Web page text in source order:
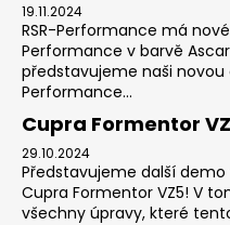
19.11.2024
RSR-Performance má
Performance v barvě
představujeme naši novou
Performance...
Cupra Formentor
29.10.2024
Představujeme další demo
Cupra Formentor VZ5! V
všechny úpravy, které